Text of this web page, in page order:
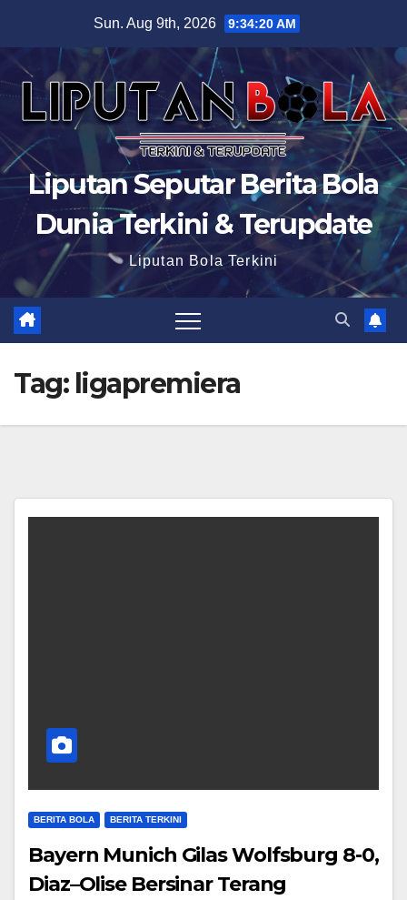
content
Sun. Aug 9th, 2026 9:34:21 AM
Liputan Seputar Berita Bola
Dunia Terkini & Terupdate
Liputan Bola Terkini
Tag: ligapremiera
BERITA BOLA BERITA TERKINI
Bayern Munich Gilas Wolfsburg 8-0,
Diaz–Olise Bersinar Terang